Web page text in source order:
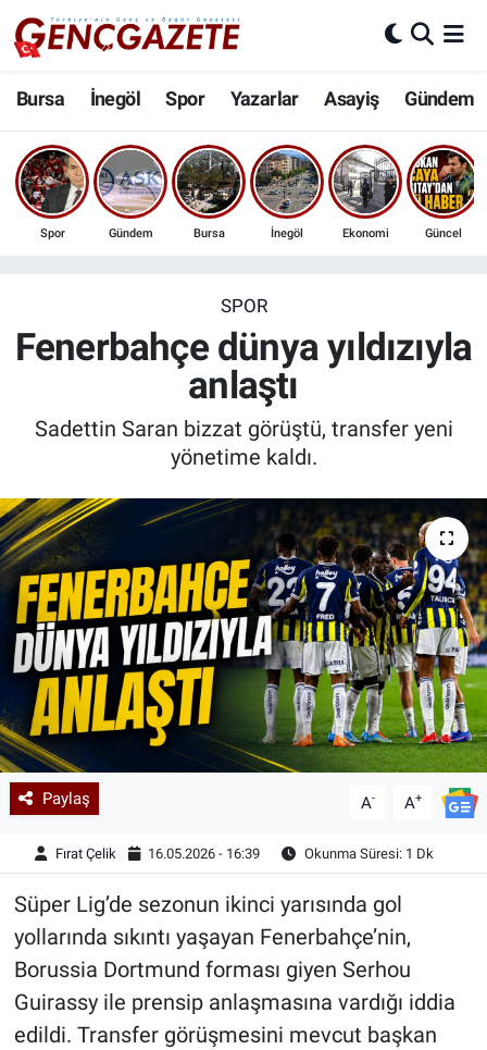
Bursa İnegöl Spor Yazarlar Asayiş Gündem
Spor Gündem Bursa İnegöl Ekonomi Güncel
SPOR
Fenerbahçe dünya yıldızıyla
anlaştı
Sadettin Saran bizzat görüştü, transfer yeni
yönetime kaldı.
Paylaş A- A+
Fırat Çelik 16.05.2026 - 16:39 Okunma Süresi: 1 Dk
Süper Lig’de sezonun ikinci yarısında gol
yollarında sıkıntı yaşayan Fenerbahçe’nin,
Borussia Dortmund forması giyen Serhou
Guirassy ile prensip anlaşmasına vardığı iddia
edildi. Transfer görüşmesini mevcut başkan
Bursa
İnegöl
3.SAYFA
Ekonomi
Güncel
Kadın & Aile
Kültür & Sanat
Sağlık
Siyaset
Yazarlar
Astroloji-Rüya
Nöbetçi Eczaneler
Hava Durumu
Trafik Durumu
Son Dakika Haberleri
Haber Arşivi